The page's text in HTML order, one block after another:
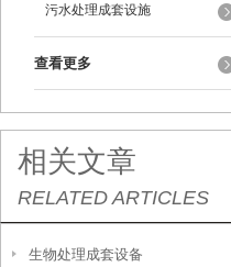
污水处理成套设施
查看更多
相关文章
RELATED ARTICLES
生物处理成套设备